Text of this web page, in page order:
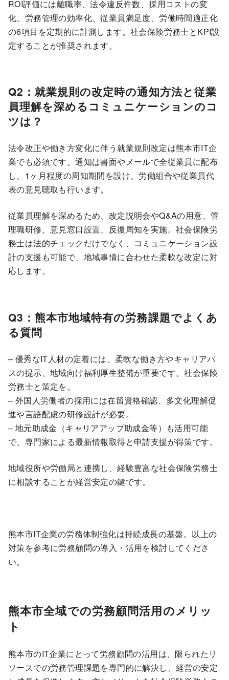
ROI評価には離職率、法令違反件数、採用コストの変
化、労務管理の効率化、従業員満足度、労働時間適正化
の6項目を定期的に計測します。社会保険労務士とKPI設
定することが推奨されます。
Q2：就業規則の改定時の通知方法と従業
員理解を深めるコミュニケーションのコ
ツは？
法令改正や働き方変化に伴う就業規則改定は熊本市IT企
業でも必須です。通知は書面やメールで全従業員に配布
し、1ヶ月程度の周知期間を設け、労働組合や従業員代
表の意見聴取も行います。
従業員理解を深めるため、改定説明会やQ&Aの用意、管
理職研修、意見窓口設置、反復周知を実施。社会保険労
務士は法的チェックだけでなく、コミュニケーション設
計の支援も可能で、地域事情に合わせた柔軟な改定に対
応します。
Q3：熊本市地域特有の労務課題でよくあ
る質問
– 優秀なIT人材の定着には、柔軟な働き方やキャリアパ
スの提示、地域向け福利厚生整備が重要です。社会保険
労務士と策定を。
– 外国人労働者の採用には在留資格確認、多文化理解促
進や言語配慮の研修設計が必要。
– 地元助成金（キャリアアップ助成金等）も活用可能
で、専門家による最新情報取得と申請支援が得策です。
地域役所や労働局と連携し、経験豊富な社会保険労務士
に相談することが経営安定の鍵です。
熊本市IT企業の労務体制強化は持続成長の基盤。以上の
対策を参考に労務顧問の導入・活用を検討してくださ
い。
熊本市全域での労務顧問活用のメリッ
ト
熊本市のIT企業にとって労務顧問の活用は、限られたリ
ソースでの労務管理課題を専門的に解決し、経営の安定